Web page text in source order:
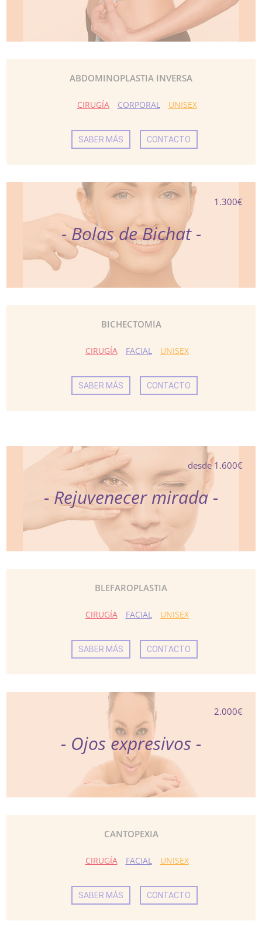
ABDOMINOPLASTIA INVERSA
CIRUGÍA CORPORAL UNISEX
SABER MÁS CONTACTO
1.300€
- Bolas de Bichat -
BICHECTOMÍA
CIRUGÍA FACIAL UNISEX
SABER MÁS CONTACTO
desde 1.600€
- Rejuvenecer mirada -
BLEFAROPLASTIA
CIRUGÍA FACIAL UNISEX
SABER MÁS CONTACTO
2.000€
- Ojos expresivos -
CANTOPEXIA
CIRUGÍA FACIAL UNISEX
SABER MÁS CONTACTO